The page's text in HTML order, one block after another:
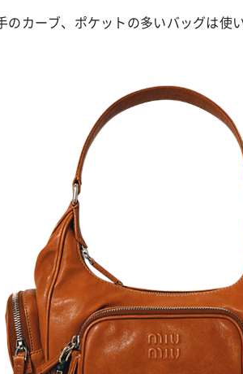
のカーブ、ポケットの多いバッグは使